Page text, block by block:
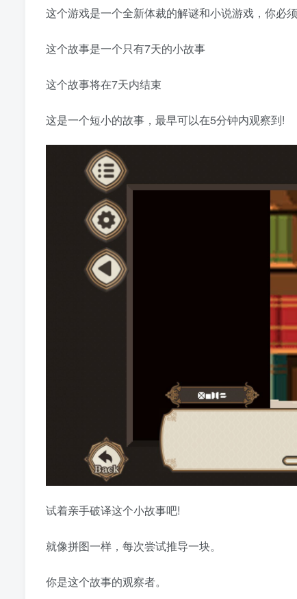
这个游戏是一个全新体裁的解谜和小说游戏，你必
这个故事是一个只有7天的小故事
这个故事将在7天内结束
这是一个短小的故事，最早可以在5分钟内观察到!
试着亲手破译这个小故事吧!
就像拼图一样，每次尝试推导一块。
你是这个故事的观察者。